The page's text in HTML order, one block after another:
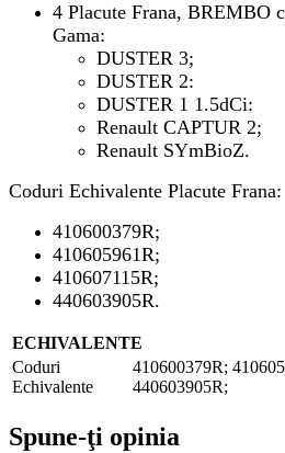
4 Placute Frana, BREMBO
Gama:
DUSTER 3;
DUSTER 2:
DUSTER 1 1.5dCi:
Renault CAPTUR 2;
Renault SYmBioZ.
Coduri Echivalente Placute Frana:
410600379R;
410605961R;
410607115R;
440603905R.
ECHIVALENTE
Coduri
Echivalente
410600379R;
440603905R;
Spune-ţi opinia